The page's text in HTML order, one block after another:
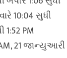
10:04 સુધી
1:52 PM
21 જાન્યુઆરી